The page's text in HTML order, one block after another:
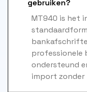
gebruiken?
MT940 is het
professionele
ondersteund
import zonder